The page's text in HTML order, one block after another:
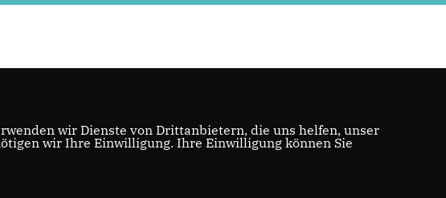
wir Dienste von Drittanbietern, die uns helfen, unser
wir Ihre Einwilligung. Ihre Einwilligung können Sie